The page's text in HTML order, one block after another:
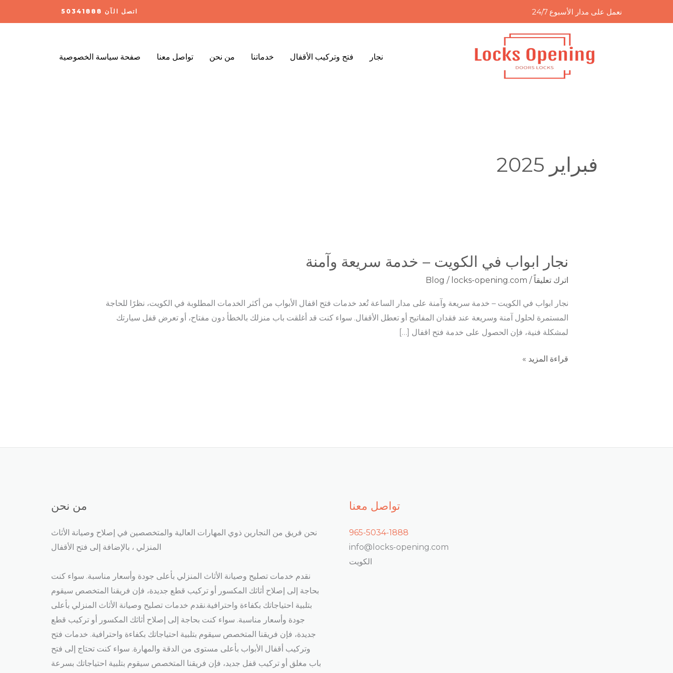
إلى
نعمل على مدار الأسبوع 24/7 اتصل الآن 50341888
نجار فتح وتركيب الأقفال خدماتنا من نحن تواصل معنا صفحة سياسة الخصوصية
فبراير 2025
نجار ابواب في الكويت – خدمة سريعة وآمنة
اترك تعليقاً /
Blog / locks-opening.com
نجار ابواب في الكويت – خدمة سريعة وآمنة على مدار الساعة تُعد خدمات فتح اقفال الأبواب من أكثر الخدمات المطلوبة في الكويت، نظرًا للحاجة
المستمرة لحلول آمنة وسريعة عند فقدان المفاتيح أو تعطل الأقفال. سواء كنت قد أغلقت باب منزلك بالخطأ دون مفتاح، أو تعرض قفل سيارتك
لمشكلة فنية، فإن الحصول على خدمة فتح اقفال […]
نجار
في
الكويت
–
خدمة
وآمنة
قراءة المزيد »
تواصل معنا
965-5034-1888
info@locks-opening.com
الكويت
من نحن
نحن فريق من النجارين ذوي المهارات العالية والمتخصصين في إصلاح وصيانة الأثاث
المنزلي ، بالإضافة إلى فتح الأقفال​
نقدم خدمات تصليح وصيانة الأثاث المنزلي بأعلى جودة وأسعار مناسبة. سواء كنت
بحاجة إلى إصلاح أثاثك المكسور أو تركيب قطع جديدة، فإن فريقنا المتخصص سيقوم
بتلبية احتياجاتك بكفاءة واحترافية.نقدم خدمات تصليح وصيانة الأثاث المنزلي بأعلى
جودة وأسعار مناسبة. سواء كنت بحاجة إلى إصلاح أثاثك المكسور أو تركيب قطع
جديدة، فإن فريقنا المتخصص سيقوم بتلبية احتياجاتك بكفاءة واحترافية. خدمات فتح
وتركيب أقفال الأبواب بأعلى مستوى من الدقة والمهارة. سواء كنت تحتاج إلى فتح
باب مغلق أو تركيب قفل جديد، فإن فريقنا المتخصص سيقوم بتلبية احتياجاتك بسرعة